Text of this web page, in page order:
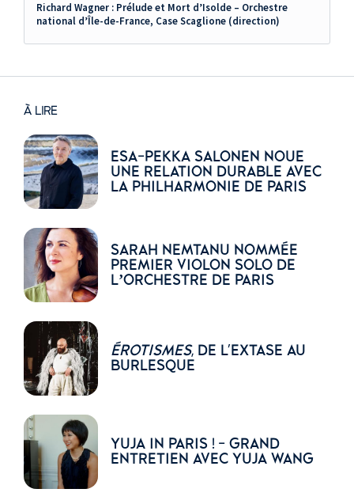
Richard Wagner : Prélude et Mort d’Isolde – Orchestre
national d’Île-de-France, Case Scaglione (direction)
À LIRE
ESA-PEKKA SALONEN NOUE
UNE RELATION DURABLE AVEC
LA PHILHARMONIE DE PARIS
SARAH NEMTANU NOMMÉE
PREMIER VIOLON SOLO DE
L’ORCHESTRE DE PARIS
ÉROTISMES, DE L'EXTASE AU
BURLESQUE
YUJA IN PARIS ! - GRAND
ENTRETIEN AVEC YUJA WANG